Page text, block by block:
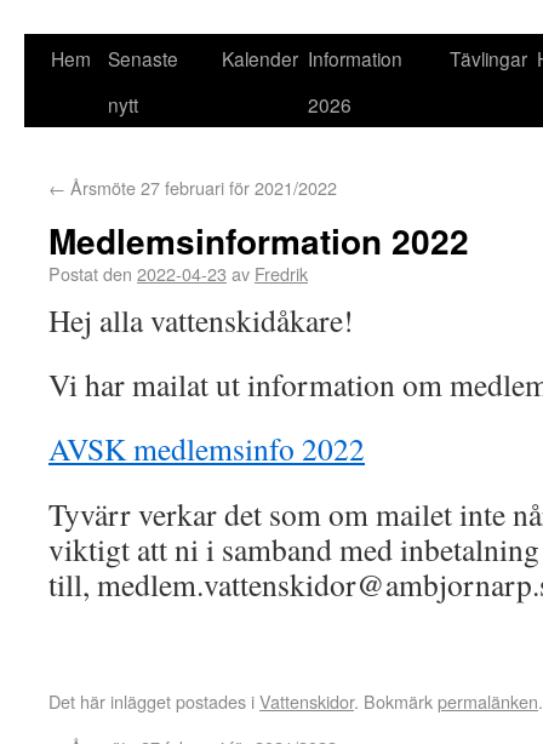
Hem
Senaste
nytt
Kalender Information
2026
Tävlingar
← Årsmöte 27 februari för 2021/2022
Medlemsinformation 2022
Postat den 2022-04-23 av Fredrik
Hej alla vattenskidåkare!
Vi har mailat ut information om
AVSK medlemsinfo 2022
Tyvärr verkar det som om mailet inte
viktigt att ni i samband med
till,
Det här inlägget postades iVattenskidor. Bokmärkpermalänken.